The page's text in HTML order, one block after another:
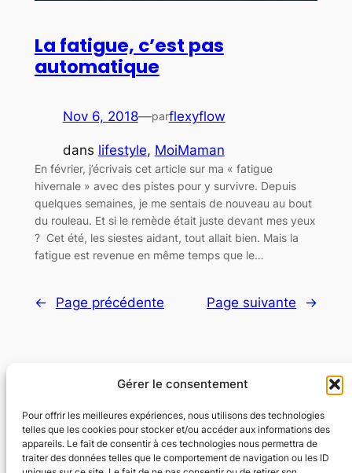
Gérer le consentement
Pour offrir les meilleures expériences, nous utilisons des technologies
telles que les cookies pour stocker et/ou accéder aux informations des
appareils. Le fait de consentir à ces technologies nous permettra de
traiter des données telles que le comportement de navigation ou les ID
La fatigue, c’est pas
automatique
Nov 6, 2018—parflexyflow
dans lifestyle, MoiMaman
En février, j’écrivais cet article sur ma « fatigue
hivernale » avec des pistes pour y survivre. Depuis
quelques semaines, je me sentais de nouveau au bout
du rouleau. Et si le remède était juste devant mes yeux
? Cet été, les siestes aidant, tout allait bien. Mais la
fatigue est revenue en même temps que le…
← Page précédente Page suivante →
Flexyflow · Community Management · Social
Ads · Content · Web
Community Management · Social Ads · Content · Web